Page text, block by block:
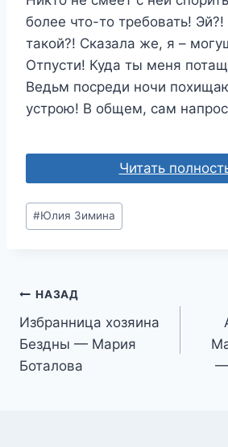
более что-то требовать!
такой?! Сказала же, я –
Отпусти! Куда ты меня
Ведьм посреди ночи
устрою! В общем, сам
Читать
Метки
записи:
#Юлия Зимина
Навигация
по
записям
НАЗАД
Избранница хозяина
Бездны — Мария
Боталова
—